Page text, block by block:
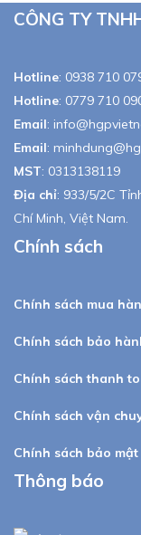
CÔNG TY
Hotline: 0938 710
Hotline: 0779 710
Email:
Email:
MST: 0313138119
Địa chỉ: 933/5/2C
Chí Minh, Việt Nam.
Chính sách
Chính sách mua
Chính sách bảo
Chính sách thanh
Chính sách vận
Chính sách bảo
Thông báo